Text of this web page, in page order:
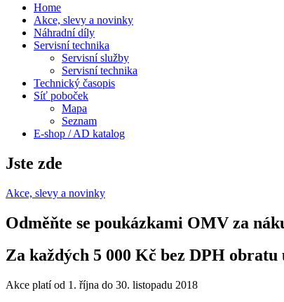
Home
Akce, slevy a novinky
Náhradní díly
Servisní technika
Servisní služby
Servisní technika
Technický časopis
Síť poboček
Mapa
Seznam
E-shop / AD katalog
Jste zde
Akce, slevy a novinky
Odměňte se poukázkami OMV za
Za každých 5 000 Kč bez DPH
Akce platí od 1. října do 30. listopadu 2018